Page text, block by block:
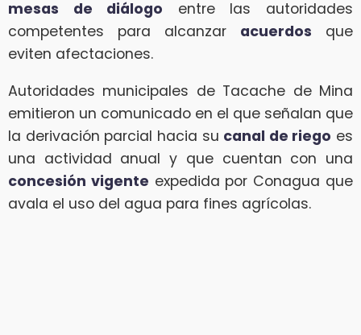
mesas de diálogo entre las autoridades
competentes para alcanzar acuerdos que
eviten afectaciones.
Autoridades municipales de Tacache de Mina
emitieron un comunicado en el que señalan que
la derivación parcial hacia su canal de riego es
una actividad anual y que cuentan con una
concesión vigente expedida por Conagua que
avala el uso del agua para fines agrícolas.